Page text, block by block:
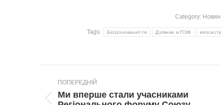
Category:
Tags: Біорізноманіття Ділянки в ПЗФ
navigation
ПОПЕРЕДНІЙ
Попередній
Ми вперше стали учасниками